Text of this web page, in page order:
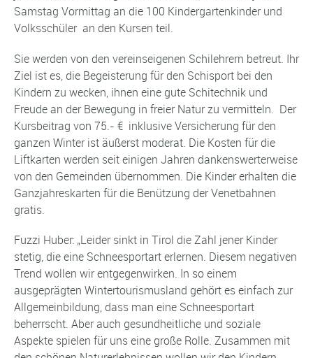
Samstag Vormittag an die 100 Kindergartenkinder und
Volksschüler an den Kursen teil.
Sie werden von den vereinseigenen Schilehrern betreut. Ihr
Ziel ist es, die Begeisterung für den Schisport bei den
Kindern zu wecken, ihnen eine gute Schitechnik und
Freude an der Bewegung in freier Natur zu vermitteln. Der
Kursbeitrag von 75.- € inklusive Versicherung für den
ganzen Winter ist äußerst moderat. Die Kosten für die
Liftkarten werden seit einigen Jahren dankenswerterweise
von den Gemeinden übernommen. Die Kinder erhalten die
Ganzjahreskarten für die Benützung der Venetbahnen
gratis.
Fuzzi Huber: „Leider sinkt in Tirol die Zahl jener Kinder
stetig, die eine Schneesportart erlernen. Diesem negativen
Trend wollen wir entgegenwirken. In so einem
ausgeprägten Wintertourismusland gehört es einfach zur
Allgemeinbildung, dass man eine Schneesportart
beherrscht. Aber auch gesundheitliche und soziale
Aspekte spielen für uns eine große Rolle. Zusammen mit